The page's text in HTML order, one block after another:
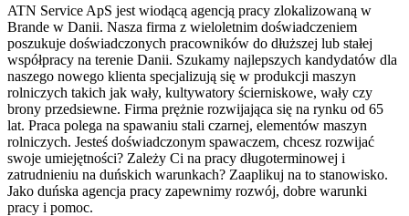
ATN Service ApS jest wiodącą agencją pracy zlokalizowaną w
Brande w Danii. Nasza firma z wieloletnim doświadczeniem
poszukuje doświadczonych pracowników do dłuższej lub stałej
współpracy na terenie Danii. Szukamy najlepszych kandydatów dla
naszego nowego klienta specjalizują się w produkcji maszyn
rolniczych takich jak wały, kultywatory ścierniskowe, wały czy
brony przedsiewne. Firma prężnie rozwijająca się na rynku od 65
lat. Praca polega na spawaniu stali czarnej, elementów maszyn
rolniczych. Jesteś doświadczonym spawaczem, chcesz rozwijać
swoje umiejętności? Zależy Ci na pracy długoterminowej i
zatrudnieniu na duńskich warunkach? Zaaplikuj na to stanowisko.
Jako duńska agencja pracy zapewnimy rozwój, dobre warunki
pracy i pomoc.